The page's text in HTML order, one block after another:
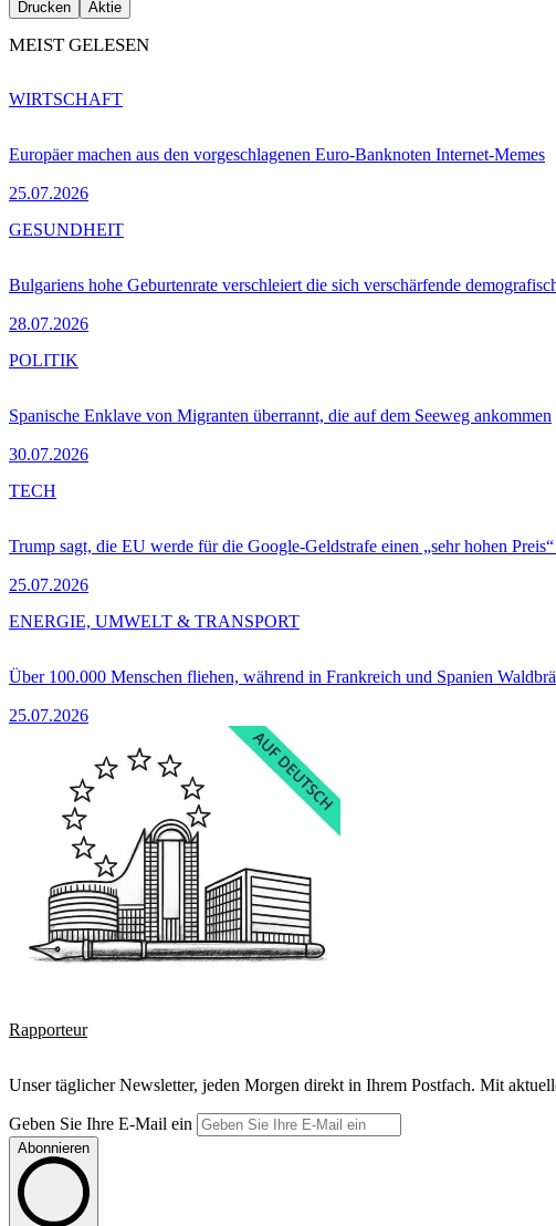
Drucken Aktie
MEIST GELESEN
Europäer machen aus den vorgeschlagenen Euro-Banknoten Internet-Memes
25.07.2026
WIRTSCHAFT
Bulgariens hohe Geburtenrate verschleiert die sich verschärfende
28.07.2026
GESUNDHEIT
Spanische Enklave von Migranten überrannt, die auf dem Seeweg ankommen
30.07.2026
POLITIK
Trump sagt, die EU werde für die Google-Geldstrafe einen „sehr hohen Preis“
25.07.2026
TECH
Über 100.000 Menschen fliehen, während in Frankreich und Spanien
25.07.2026
ENERGIE, UMWELT & TRANSPORT
Rapporteur
Unser täglicher Newsletter, jeden Morgen direkt in Ihrem Postfach. Mit
Geben Sie Ihre E-Mail ein
Abonnieren